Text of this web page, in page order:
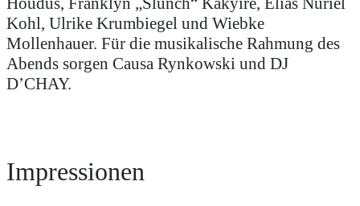
Kohl, Ulrike Krumbiegel und Wiebke
Mollenhauer. Für die musikalische Rahmung des
Abends sorgen Causa Rynkowski und DJ
D’CHAY.
Impressionen